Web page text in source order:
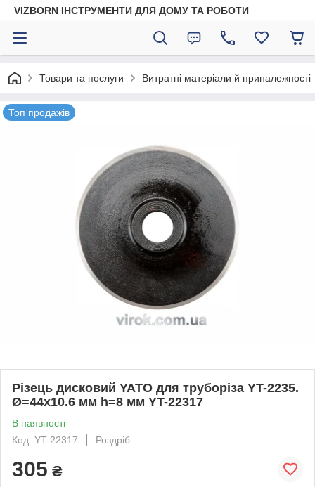
VIZBORN ІНСТРУМЕНТИ ДЛЯ ДОМУ ТА РОБОТИ
Товари та послуги Витратні матеріали й приналежності
Топ продажів
Різець дисковий YATO для труборіза YT-2235.
Ø=44х10.6 мм h=8 мм YT-22317
В наявності
Код: YT-22317
Роздріб
305 ₴